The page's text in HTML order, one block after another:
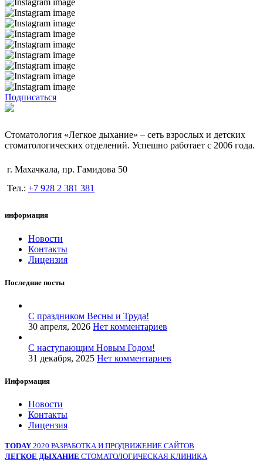
Подписаться
Стоматология «Легкое дыхание» – сеть взрослых и детских
стоматологических отделений. Успешно работает с 2006 года.
г. Махачкала, пр. Гамидова 50
Тел.: +7 928 2 381 381
информация
Новости
Контакты
Лицензия
Последние посты
С праздником Весны и Труда!
30 апреля, 2026 Нет комментариев
С наступающим Новым Годом!
31 декабря, 2025 Нет комментариев
Информация
Новости
Контакты
Лицензия
TODAY 2020 РАЗРАБОТКА И ПРОДВИЖЕНИЕ САЙТОВ
ЛЕГКОЕ ДЫХАНИЕ СТОМАТОЛОГИЧЕСКАЯ КЛИНИКА